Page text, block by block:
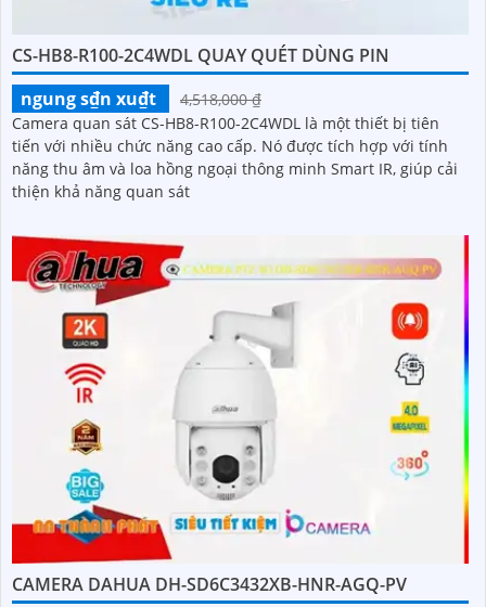
CS-HB8-R100-2C4WDL QUAY QUÉT DÙNG PIN
ngung s₫n xu₫t
4,518,000 ₫
Camera quan sát CS-HB8-R100-2C4WDL là một thiết bị tiên
tiến với nhiều chức năng cao cấp. Nó được tích hợp với tính
năng thu âm và loa hồng ngoại thông minh Smart IR, giúp cải
thiện khả năng quan sát
CAMERA DAHUA DH-SD6C3432XB-HNR-AGQ-PV